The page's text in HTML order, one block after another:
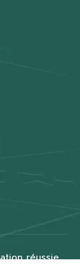
réussie